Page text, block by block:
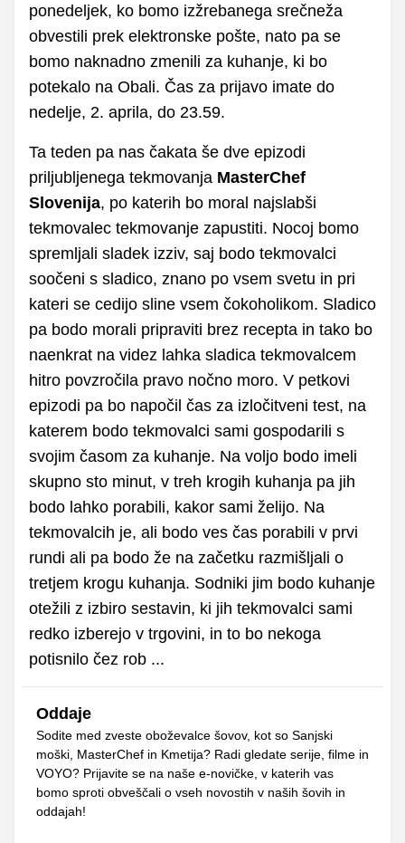
ponedeljek, ko bomo izžrebanega srečneža
obvestili prek elektronske pošte, nato pa se
bomo naknadno zmenili za kuhanje, ki bo
potekalo na Obali. Čas za prijavo imate do
nedelje, 2. aprila, do 23.59.
Ta teden pa nas čakata še dve epizodi
priljubljenega tekmovanja MasterChef
Slovenija, po katerih bo moral najslabši
tekmovalec tekmovanje zapustiti. Nocoj bomo
spremljali sladek izziv, saj bodo tekmovalci
soočeni s sladico, znano po vsem svetu in pri
kateri se cedijo sline vsem čokoholikom. Sladico
pa bodo morali pripraviti brez recepta in tako bo
naenkrat na videz lahka sladica tekmovalcem
hitro povzročila pravo nočno moro. V petkovi
epizodi pa bo napočil čas za izločitveni test, na
katerem bodo tekmovalci sami gospodarili s
svojim časom za kuhanje. Na voljo bodo imeli
skupno sto minut, v treh krogih kuhanja pa jih
bodo lahko porabili, kakor sami želijo. Na
tekmovalcih je, ali bodo ves čas porabili v prvi
rundi ali pa bodo že na začetku razmišljali o
tretjem krogu kuhanja. Sodniki jim bodo kuhanje
otežili z izbiro sestavin, ki jih tekmovalci sami
redko izberejo v trgovini, in to bo nekoga
potisnilo čez rob ...
Oddaje
Sodite med zveste oboževalce šovov, kot so Sanjski
moški, MasterChef in Kmetija? Radi gledate serije, filme in
VOYO? Prijavite se na naše e-novičke, v katerih vas
bomo sproti obveščali o vseh novostih v naših šovih in
oddajah!